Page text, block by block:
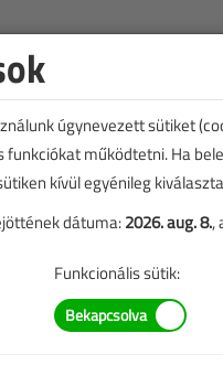
piacon
úgynevezett sütiket
működtetni. Ha
kívül egyénileg
dátuma:2026. aug. 8.,
Funkcionális sütik: